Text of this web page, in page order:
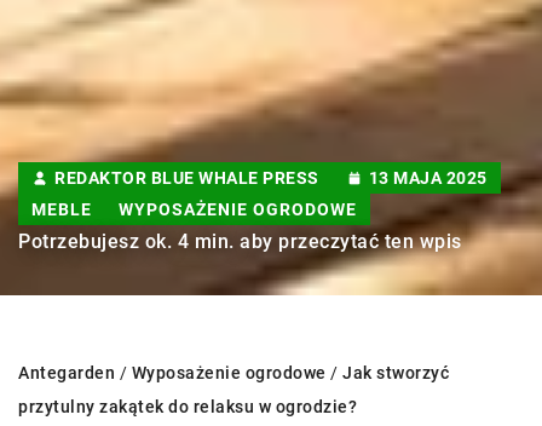
REDAKTOR BLUE WHALE PRESS
13 MAJA 2025
MEBLE
WYPOSAŻENIE OGRODOWE
Potrzebujesz ok. 4 min. aby przeczytać ten wpis
Antegarden / Wyposażenie ogrodowe / Jak stworzyć
przytulny zakątek do relaksu w ogrodzie?